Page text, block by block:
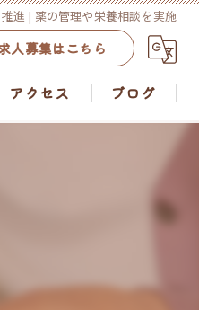
進 | 薬の管理や栄養相談を実施
人募集はこちら
アクセス ブログ